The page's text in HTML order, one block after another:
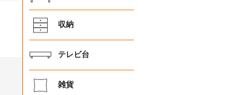
収納
テレビ台
雑貨